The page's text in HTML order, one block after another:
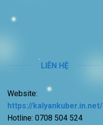
LIÊN HỆ
Website:
https://kalyankuber.in.net/
Hotline: 0708 504 524